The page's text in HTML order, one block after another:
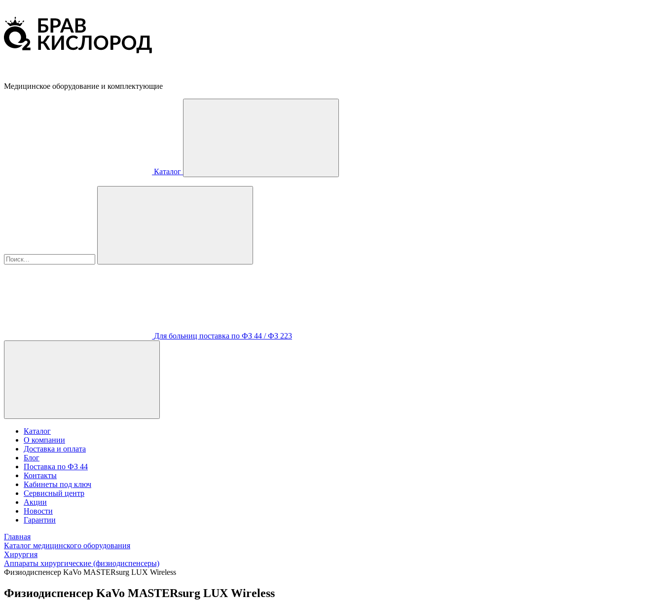
Медицинское оборудование и комплектующие
Каталог
Для больниц поставка по ФЗ 44 / ФЗ 223
Каталог
О компании
Доставка и оплата
Блог
Поставка по ФЗ 44
Контакты
Кабинеты под ключ
Сервисный центр
Акции
Новости
Гарантии
Главная
Каталог медицинского оборудования
Хирургия
Аппараты хирургические (физиодиспенсеры)
Физиодиспенсер KaVo MASTERsurg LUX Wireless
Физиодиспенсер KaVo MASTERsurg LUX Wireless